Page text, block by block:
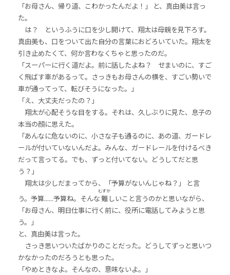
「お母さん、帰り道、こわかったんだよ！」 と、真由美は言っ
た。
は？ というふうに口を少し開けて、翔太は母親を見下ろす。
真由美も、口をついて出た自分の言葉におどろいていた。翔太を
引き止めたくて、何か言わなくちゃと思ったのだ。
「スーパーに行く道だよ。前に話したよね？ せまいのに、すご
く飛ばす車があるって。さっきもお母さんの横を、すごい勢いで
車が通ってって、転びそうになった。」
「え、大丈夫だったの？」
翔太が心配そうな目をする。それは、久しぶりに見た、息子の
本当の顔に思えた。
「あんなに危ないのに、小さな子も通るのに、あの道、ガードレ
ールが付いていないんだよ。みんな、ガードレールを付けるべき
だって言ってる。でも、ずっと付いてない。どうしてだと思
う？」
翔太は少しだまってから、「予算がないんじゃね？」 と言
う。予算......予算ね。そんな難
むずか
しいこと言うのかと思いながら、
「お母さん、明日仕事に行く前に、役所に電話してみようと思
う。」
と、真由美は言った。
さっき思いついたばかりのことだった。どうしてずっと思いつ
かなかったのだろうとも思った。
「やめときなよ。そんなの、意味ないよ。」